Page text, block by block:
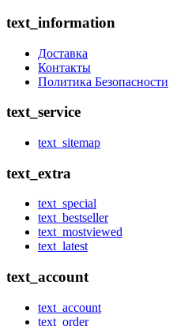
text_information
Доставка
Контакты
Политика Безопасности
text_service
text_sitemap
text_extra
text_special
text_bestseller
text_mostviewed
text_latest
text_account
text_account
text_order